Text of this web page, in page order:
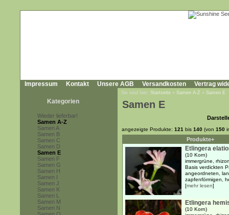
Impressum Kontakt Unsere AGB Versandkosten Vertrag
Kategorien
Wieder lieferbar!
Samen A-Z
Samen A
Samen B
Samen C
Samen D
Samen E
Samen F
Samen G
Samen H
Samen I
Samen J
Samen K
Samen L
Samen M
Samen N
Sie sind hier: Startseite » Samen A-Z » Samen E
Samen E
angezeigte Produkte: 121 bis 140 (von 150
Produkte+
Etlingera
(10 Korn)
immergrüne,
Basis verdickten
angeordneten,
zapfenförmigen,
[mehr lesen]
Etlingera
(10 Korn)